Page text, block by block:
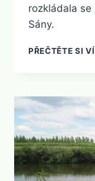
rozkládala se
Sány.
PŘEČTĚTE SI